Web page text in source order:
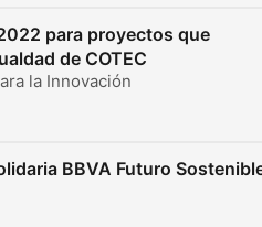
para proyectos que
de COTEC
la Innovación
BBVA Futuro